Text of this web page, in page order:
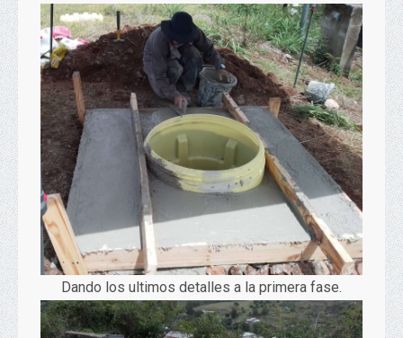
Dando los ultimos detalles a la primera fase.